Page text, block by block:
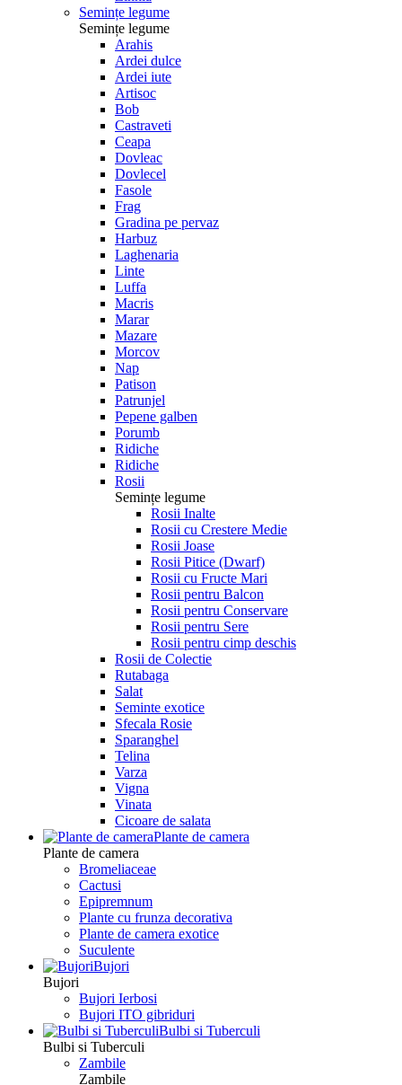
Semințe legume
Semințe legume
Arahis
Ardei dulce
Ardei iute
Artisoc
Bob
Castraveti
Ceapa
Dovleac
Dovlecel
Fasole
Frag
Gradina pe pervaz
Harbuz
Laghenaria
Linte
Luffa
Macris
Marar
Mazare
Morcov
Nap
Patison
Patrunjel
Pepene galben
Porumb
Ridiche
Ridiche
Rosii
Semințe legume
Rosii Inalte
Rosii cu Crestere Medie
Rosii Joase
Rosii Pitice (Dwarf)
Rosii cu Fructe Mari
Rosii pentru Balcon
Rosii pentru Conservare
Rosii pentru Sere
Rosii pentru cimp deschis
Rosii de Colectie
Rutabaga
Salat
Seminte exotice
Sfecala Rosie
Sparanghel
Telina
Varza
Vigna
Vinata
Сicoare de salata
Plante de camera
Plante de camera
Bromeliaceae
Cactusi
Epipremnum
Plante cu frunza decorativa
Plante de camera exotice
Suculente
Bujori
Bujori
Bujori Ierbosi
Bujori ITO gibriduri
Bulbi si Tuberculi
Bulbi si Tuberculi
Zambile
Zambile